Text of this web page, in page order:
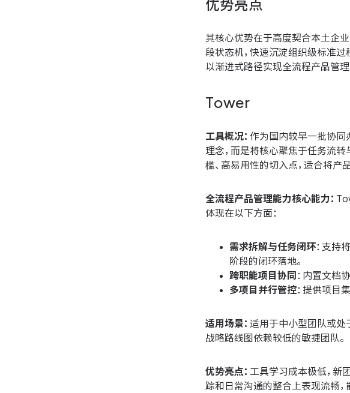
优势亮点
其核心优势在于高度契合本土企
段状态机，快速沉淀组织级标准过
以渐进式路径实现全流程产品管
Tower
工具概况： 作为国内较早一批协同
理念，而是将核心聚焦于任务流
槛、高易用性的切入点，适合将产
全流程产品管理能力核心能力：
体现在以下方面：
需求拆解与任务闭环：支持
阶段的闭环落地。
跨职能项目协同 ：内置文档
多项目并行管控：提供项目
适用场景： 适用于中小型团队或处
战略路线图依赖较低的敏捷团队。
优势亮点： 工具学习成本极低，新
踪和日常沟通的整合上表现流畅